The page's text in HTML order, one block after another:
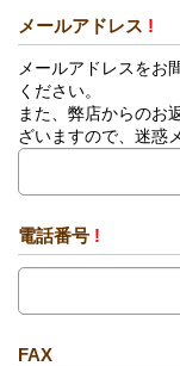
メールアドレス !
メールアドレスをお
ください。
また、弊店からのお
ざいますので、迷惑
電話番号 !
FAX